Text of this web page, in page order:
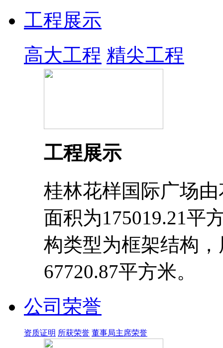
工程展示
高大工程 精尖工程
工程展示
桂林花样国际广场
面积为175019.21平
构类型为框架结构
67720.87平方米。
公司荣誉
资质证明 所获荣誉 董事局主席荣誉